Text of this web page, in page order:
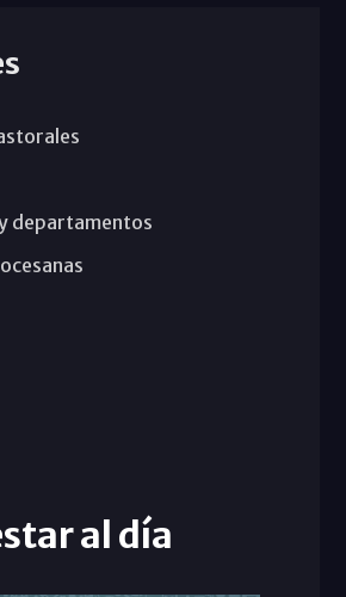
departamentos
al día